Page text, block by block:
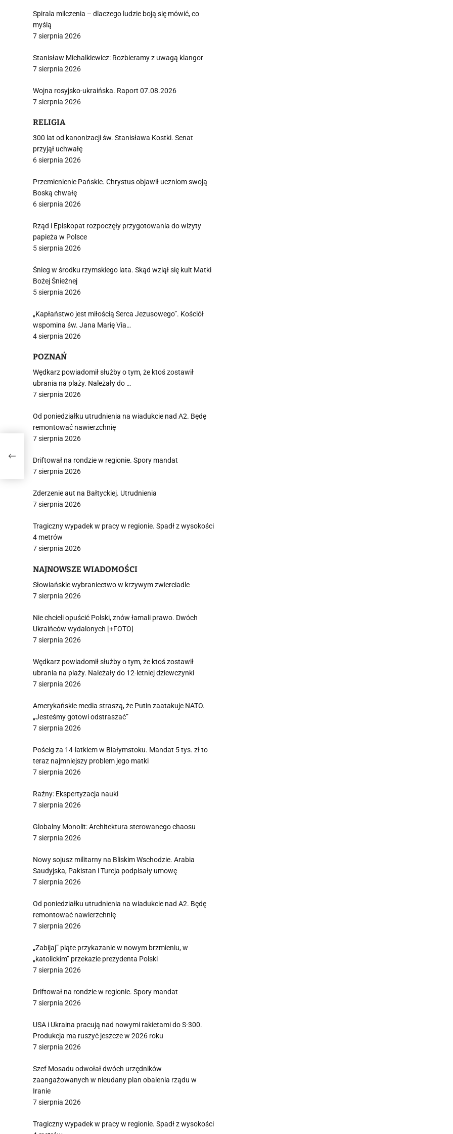
Spirala milczenia – dlaczego ludzie boją się mówić, co
myślą
7 sierpnia 2026
Stanisław Michalkiewicz: Rozbieramy z uwagą klangor
7 sierpnia 2026
Wojna rosyjsko-ukraińska. Raport 07.08.2026
7 sierpnia 2026
RELIGIA
300 lat od kanonizacji św. Stanisława Kostki. Senat
przyjął uchwałę
6 sierpnia 2026
Przemienienie Pańskie. Chrystus objawił uczniom swoją
Boską chwałę
6 sierpnia 2026
Rząd i Episkopat rozpoczęły przygotowania do wizyty
papieża w Polsce
5 sierpnia 2026
Śnieg w środku rzymskiego lata. Skąd wziął się kult Matki
Bożej Śnieżnej
5 sierpnia 2026
„Kapłaństwo jest miłością Serca Jezusowego”. Kościół
wspomina św. Jana Marię Via…
4 sierpnia 2026
POZNAŃ
Wędkarz powiadomił służby o tym, że ktoś zostawił
ubrania na plaży. Należały do …
7 sierpnia 2026
Od poniedziałku utrudnienia na wiadukcie nad A2. Będę
remontować nawierzchnię
7 sierpnia 2026
Driftował na rondzie w regionie. Spory mandat
7 sierpnia 2026
Zderzenie aut na Bałtyckiej. Utrudnienia
7 sierpnia 2026
Tragiczny wypadek w pracy w regionie. Spadł z wysokości
4 metrów
7 sierpnia 2026
NAJNOWSZE WIADOMOŚCI
Słowiańskie wybraniectwo w krzywym zwierciadle
7 sierpnia 2026
Nie chcieli opuścić Polski, znów łamali prawo. Dwóch
Ukraińców wydalonych [+FOTO]
7 sierpnia 2026
Wędkarz powiadomił służby o tym, że ktoś zostawił
ubrania na plaży. Należały do 12-letniej dziewczynki
7 sierpnia 2026
Amerykańskie media straszą, że Putin zaatakuje NATO.
„Jesteśmy gotowi odstraszać”
7 sierpnia 2026
Pościg za 14-latkiem w Białymstoku. Mandat 5 tys. zł to
teraz najmniejszy problem jego matki
7 sierpnia 2026
Raźny: Ekspertyzacja nauki
7 sierpnia 2026
Globalny Monolit: Architektura sterowanego chaosu
7 sierpnia 2026
Nowy sojusz militarny na Bliskim Wschodzie. Arabia
Saudyjska, Pakistan i Turcja podpisały umowę
7 sierpnia 2026
Od poniedziałku utrudnienia na wiadukcie nad A2. Będę
remontować nawierzchnię
7 sierpnia 2026
„Zabijaj” piąte przykazanie w nowym brzmieniu, w
„katolickim” przekazie prezydenta Polski
7 sierpnia 2026
Driftował na rondzie w regionie. Spory mandat
7 sierpnia 2026
USA i Ukraina pracują nad nowymi rakietami do S-300.
Produkcja ma ruszyć jeszcze w 2026 roku
7 sierpnia 2026
Szef Mosadu odwołał dwóch urzędników
zaangażowanych w nieudany plan obalenia rządu w
Iranie
7 sierpnia 2026
Tragiczny wypadek w pracy w regionie. Spadł z wysokości